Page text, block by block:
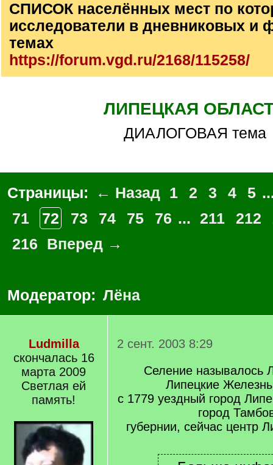
СПИСОК населённых мест по
исследователи в дневниковых и
темах
https://forum.vgd.ru/2168/115258/
ЛИПЕЦКАЯ
ДИАЛОГОВАЯ тема
Страницы: ← Назад 1 2 3 4 5
71
72 73 74 75 76 ... 211 212
216
Вперед →
Модератор: Лёна
Ludmilla
скончалась 16
марта 2009
Светлая ей
память!
2 сент. 2003 8:29
Селение называлось
Липецкие
с 1779 уездный город
город
губернии, сейчас центр